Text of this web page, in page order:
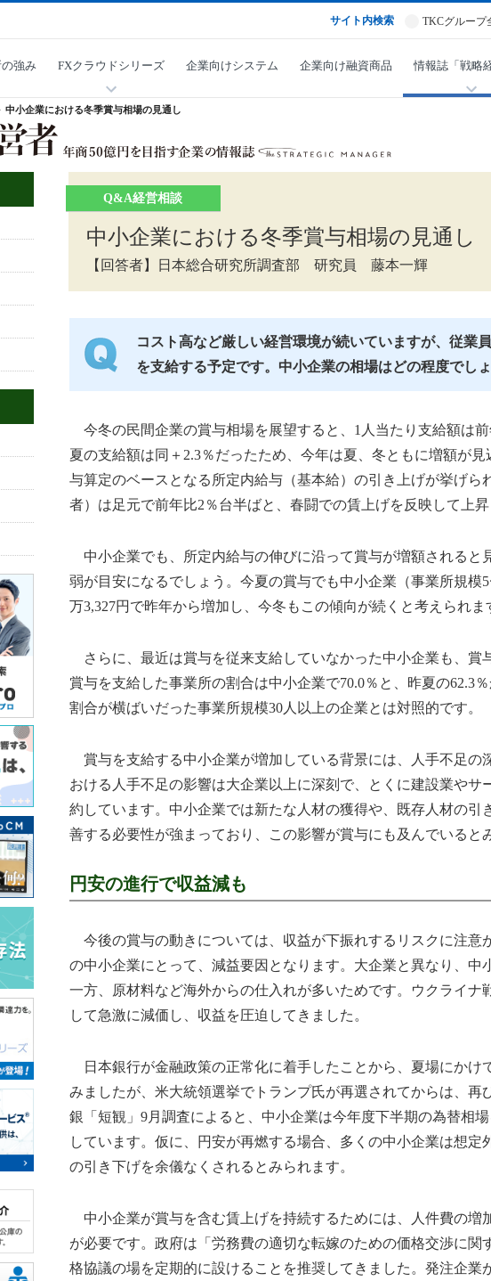
サイト内検索 TKCグループ
強み FXクラウドシリーズ 企業向けシステム 企業向け融資商品 情報誌「戦略
中小企業における冬季賞与相場の見通し
Q&A経営相談
中小企業における冬季賞与相場の見通し
【回答者】日本総合研究所調査部 研究員 藤本一輝
コスト高など厳しい経営環境が続いていますが、従業
を支給する予定です。中小企業の相場はどの程度でし
今冬の民間企業の賞与相場を展望すると、1人当たり支給額は
夏の支給額は同＋2.3％だったため、今年は夏、冬ともに増額が
与算定のベースとなる所定内給与（基本給）の引き上げが挙げら
者）は足元で前年比2％台半ばと、春闘での賃上げを反映して上昇
中小企業でも、所定内給与の伸びに沿って賞与が増額されると
弱が目安になるでしょう。今夏の賞与でも中小企業（事業所規模
万3,327円で昨年から増加し、今冬もこの傾向が続くと考えられま
さらに、最近は賞与を従来支給していなかった中小企業も、賞
賞与を支給した事業所の割合は中小企業で70.0％と、昨夏の62.3
割合が横ばいだった事業所規模30人以上の企業とは対照的です。
賞与を支給する中小企業が増加している背景には、人手不足の
おける人手不足の影響は大企業以上に深刻で、とくに建設業やサ
約しています。中小企業では新たな人材の獲得や、既存人材の引
善する必要性が強まっており、この影響が賞与にも及んでいると
円安の進行で収益減も
今後の賞与の動きについては、収益が下振れするリスクに注意
の中小企業にとって、減益要因となります。大企業と異なり、中
一方、原材料など海外からの仕入れが多いためです。ウクライナ
して急激に減価し、収益を圧迫してきました。
日本銀行が金融政策の正常化に着手したことから、夏場にかけ
みましたが、米大統領選挙でトランプ氏が再選されてからは、再
銀「短観」9月調査によると、中小企業は今年度下半期の為替相
しています。仮に、円安が再燃する場合、多くの中小企業は想定
の引き下げを余儀なくされるとみられます。
中小企業が賞与を含む賃上げを持続するためには、人件費の増
が必要です。政府は「労務費の適切な転嫁のための価格交渉に関
格協議の場を定期的に設けることを推奨してきました。発注企業